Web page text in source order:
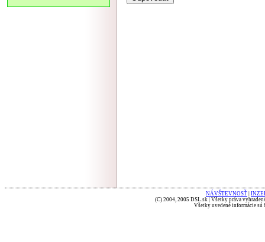
NÁVŠTEVNOSŤ
(C) 2004, 2005 DSL.sk | Všetky práva
Všetky uvedené informácie sú